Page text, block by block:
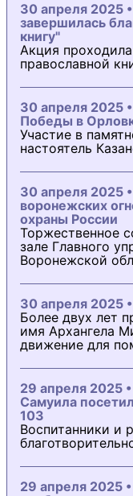
30 апреля 2025
завершилась
книгу"
Акция
православной
30 апреля 2025
Победы в
Участие в
настоятель
30 апреля 2025
воронежских
охраны России
Торжественное
зале Главного
Воронежской
30 апреля 2025
Более двух лет
имя Архангела
движение для
29 апреля 2025
Самуила
103
Воспитанники и
29 апреля 2025